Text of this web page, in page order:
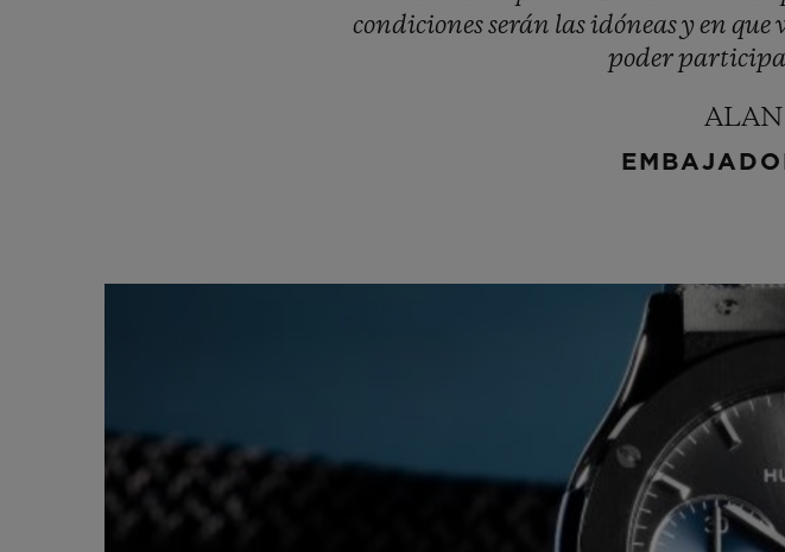
condicionesserán lasidóneasy en que
poder